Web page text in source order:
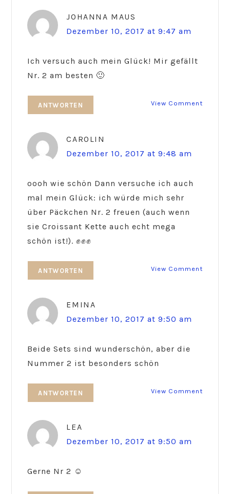
JOHANNA MAUS
Dezember 10, 2017 at 9:47 am
Ich versuch auch mein Glück! Mir gefällt
Nr. 2 am besten 🙂
View Comment
ANTWORTEN
CAROLIN
Dezember 10, 2017 at 9:48 am
oooh wie schön Dann versuche ich auch
mal mein Glück: ich würde mich sehr
über Päckchen Nr. 2 freuen (auch wenn
sie Croissant Kette auch echt mega
schön ist!). ✊✊✊
View Comment
ANTWORTEN
EMINA
Dezember 10, 2017 at 9:50 am
Beide Sets sind wunderschön, aber die
Nummer 2 ist besonders schön
View Comment
ANTWORTEN
LEA
Dezember 10, 2017 at 9:50 am
Gerne Nr 2 ☺️